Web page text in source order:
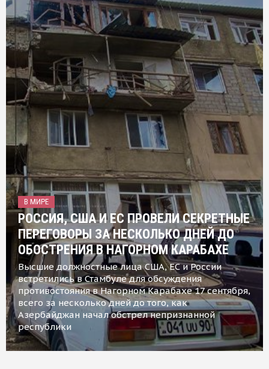
В МИРЕ
РОССИЯ, США И ЕС ПРОВЕЛИ СЕКРЕТНЫЕ
ПЕРЕГОВОРЫ ЗА НЕСКОЛЬКО ДНЕЙ ДО
ОБОСТРЕНИЯ В НАГОРНОМ КАРАБАХЕ
Высшие должностные лица США, ЕС и России
встретились в Стамбуле для обсуждения
противостояния в Нагорном Карабахе 17 сентября,
всего за несколько дней до того, как
Азербайджан начал обстрел непризнанной
республики